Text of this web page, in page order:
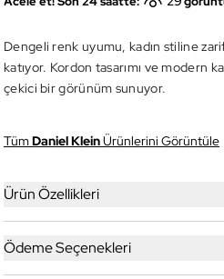
Dengeli renk uyumu, kadın stiline
katıyor. Kordon tasarımı ve modern
çekici bir görünüm sunuyor.
TümDaniel KleinÜrünlerini Görüntüle
Ürün Özellikleri
Ödeme Seçenekleri